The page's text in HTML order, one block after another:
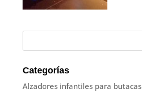
Categorías
Alzadores infantiles para butacas